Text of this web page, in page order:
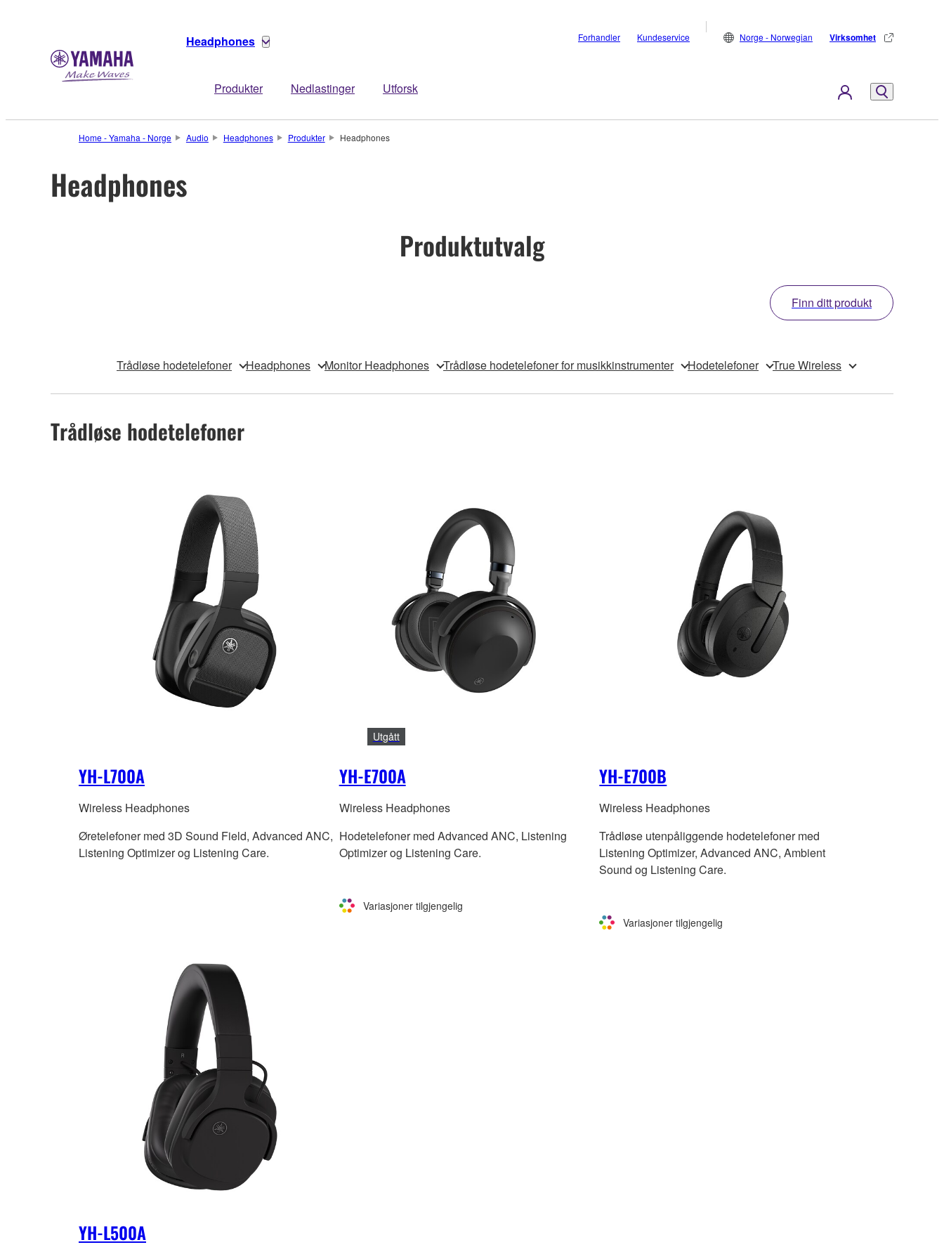
Headphones
Produkter Nedlastinger Utforsk
Forhandler Kundeservice Norge - Norwegian Virksomhet
Home - Yamaha - Norge Audio Headphones Produkter Headphones
Headphones
Produktutvalg
Finn ditt produkt
Trådløse hodetelefoner Headphones Monitor Headphones Trådløse hodetelefoner for musikkinstrumenter Hodetelefoner True Wireless
Trådløse hodetelefoner
YH-L700A
Wireless Headphones
Øretelefoner med 3D Sound Field, Advanced ANC,
Listening Optimizer og Listening Care.
YH-E700A
Utgått
Wireless Headphones
Hodetelefoner med Advanced ANC, Listening
Optimizer og Listening Care.
Variasjoner tilgjengelig
YH-E700B
Wireless Headphones
Trådløse utenpåliggende hodetelefoner med
Listening Optimizer, Advanced ANC, Ambient
Sound og Listening Care.
Variasjoner tilgjengelig
YH-L500A